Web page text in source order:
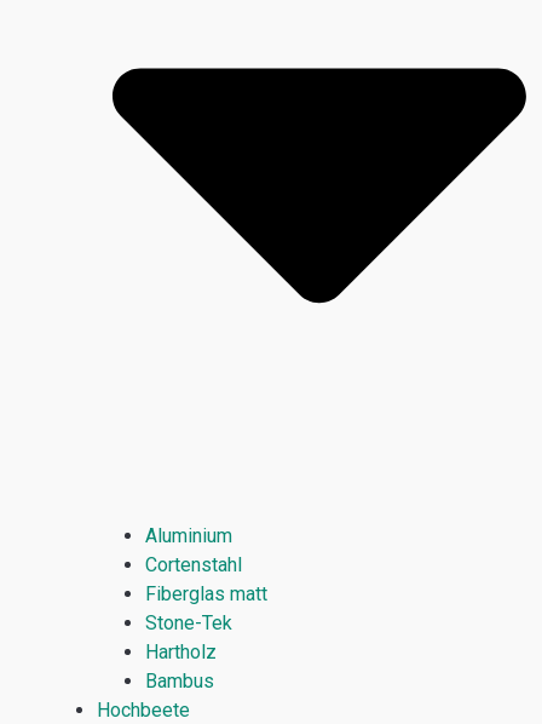
Aluminium
Cortenstahl
Fiberglas matt
Stone-Tek
Hartholz
Bambus
Hochbeete